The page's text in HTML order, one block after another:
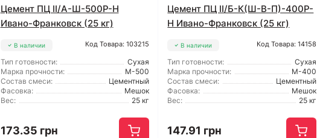
Цемент ПЦ ІІ/А-Ш-500Р-Н
Ивано-Франковск (25 кг)
В наличии Код Товара: 103215
Тип готовности:
Сухая
Марка прочности:
М-500
Состав смеси:
Цементный
Фасовка:
Мешок
Вес:
25 кг
173.35 грн
Цемент ПЦ ІІ/Б-К(Ш-В-П)-400Р-
Н Ивано-Франковск (25 кг)
В наличии Код Товара: 14158
Тип готовности:
Сухая
Марка прочности:
М-400
Состав смеси:
Цементный
Фасовка:
Мешок
Вес:
25 кг
147.91 грн